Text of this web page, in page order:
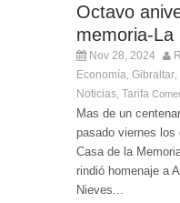
Octavo
memoria-La
Nov 28, 2024
Economía Gibraltar
Noticias Tarifa
Mas de un
pasado viernes
Casa de la
rindió homenaje a
Nieves...